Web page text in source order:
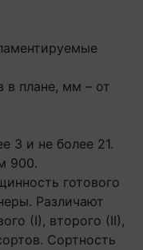
плане, мм – от
3 и не более 21.
900.
готового
Различают
(І), второго (ІІ),
Сортность